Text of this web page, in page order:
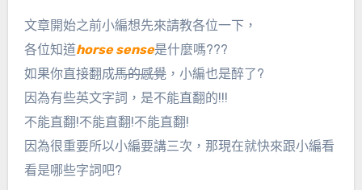
文章開始之前小編想先來請教各位一下，
各位知道horse sense是什麼嗎???
如果你直接翻成馬的感覺，小編也是醉了?
因為有些英文字詞，是不能直翻的!!!
不能直翻!不能直翻!不能直翻!
因為很重要所以小編要講三次，那現在就快來跟小編看
看是哪些字詞吧?